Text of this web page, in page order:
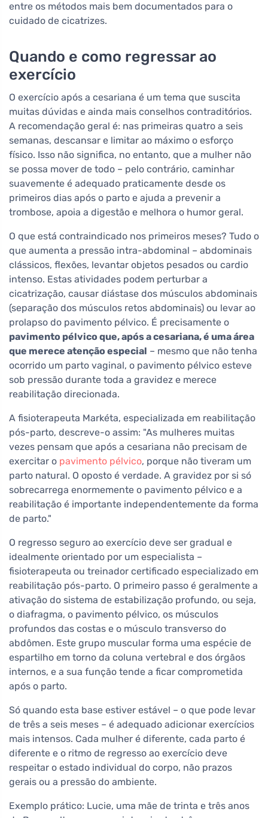
entre os métodos mais bem documentados para o
cuidado de cicatrizes.
Quando e como regressar ao
exercício
O exercício após a cesariana é um tema que suscita
muitas dúvidas e ainda mais conselhos contraditórios.
A recomendação geral é: nas primeiras quatro a seis
semanas, descansar e limitar ao máximo o esforço
físico. Isso não significa, no entanto, que a mulher não
se possa mover de todo – pelo contrário, caminhar
suavemente é adequado praticamente desde os
primeiros dias após o parto e ajuda a prevenir a
trombose, apoia a digestão e melhora o humor geral.
O que está contraindicado nos primeiros meses? Tudo o
que aumenta a pressão intra-abdominal – abdominais
clássicos, flexões, levantar objetos pesados ou cardio
intenso. Estas atividades podem perturbar a
cicatrização, causar diástase dos músculos abdominais
(separação dos músculos retos abdominais) ou levar ao
prolapso do pavimento pélvico. É precisamente o
pavimento pélvico que, após a cesariana, é uma área
que merece atenção especial – mesmo que não tenha
ocorrido um parto vaginal, o pavimento pélvico esteve
sob pressão durante toda a gravidez e merece
reabilitação direcionada.
A fisioterapeuta Markéta, especializada em reabilitação
pós-parto, descreve-o assim: "As mulheres muitas
vezes pensam que após a cesariana não precisam de
exercitar o pavimento pélvico, porque não tiveram um
parto natural. O oposto é verdade. A gravidez por si só
sobrecarrega enormemente o pavimento pélvico e a
reabilitação é importante independentemente da forma
de parto."
O regresso seguro ao exercício deve ser gradual e
idealmente orientado por um especialista –
fisioterapeuta ou treinador certificado especializado em
reabilitação pós-parto. O primeiro passo é geralmente a
ativação do sistema de estabilização profundo, ou seja,
o diafragma, o pavimento pélvico, os músculos
profundos das costas e o músculo transverso do
abdômen. Este grupo muscular forma uma espécie de
espartilho em torno da coluna vertebral e dos órgãos
internos, e a sua função tende a ficar comprometida
após o parto.
Só quando esta base estiver estável – o que pode levar
de três a seis meses – é adequado adicionar exercícios
mais intensos. Cada mulher é diferente, cada parto é
diferente e o ritmo de regresso ao exercício deve
respeitar o estado individual do corpo, não prazos
gerais ou a pressão do ambiente.
Exemplo prático: Lucie, uma mãe de trinta e três anos